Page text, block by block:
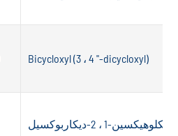
Bicycloxyl (3 ، 4 "-dicycloxyl)